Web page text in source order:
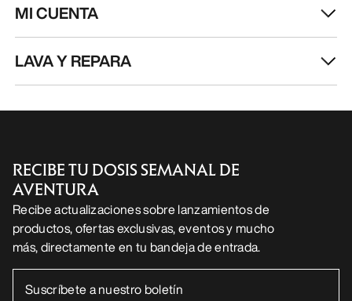
MI CUENTA
LAVA Y REPARA
RECIBE TU DOSIS SEMANAL DE
AVENTURA
Recibe actualizaciones sobre lanzamientos de
productos, ofertas exclusivas, eventos y mucho
más, directamente en tu bandeja de entrada.